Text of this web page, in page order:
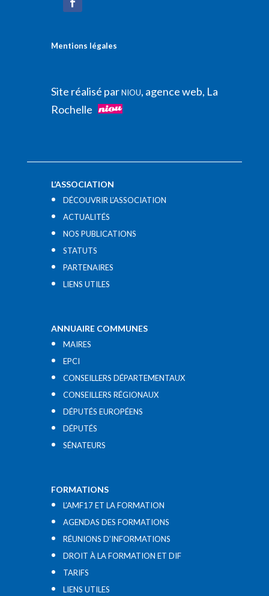
Mentions légales
Site réalisé parNIOU, agence web, La
Rochelle
L’ASSOCIATION
DÉCOUVRIR L’ASSOCIATION
ACTUALITÉS
NOS PUBLICATIONS
STATUTS
PARTENAIRES
LIENS UTILES​
ANNUAIRE COMMUNES
MAIRES
EPCI
CONSEILLERS DÉPARTEMENTAUX
CONSEILLERS RÉGIONAUX
DÉPUTÉS EUROPÉENS
DÉPUTÉS
SÉNATEURS
FORMATIONS
L’AMF17 ET LA FORMATION
AGENDAS DES FORMATIONS
RÉUNIONS D’INFORMATIONS
DROIT À LA FORMATION ET DIF
TARIFS
LIENS UTILES​